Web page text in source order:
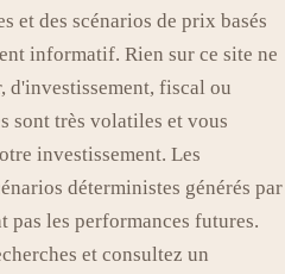
et des scénarios de prix basés
informatif. Rien sur ce site ne
d'investissement, fiscal ou
sont très volatiles et vous
investissement. Les
déterministes générés par
pas les performances futures.
et consultez un